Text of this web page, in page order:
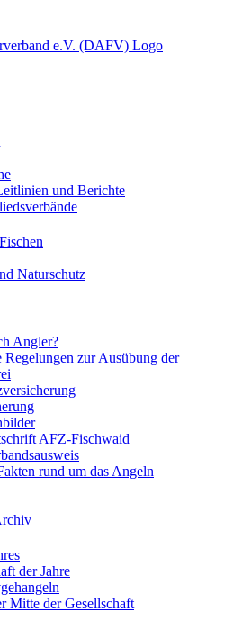
und Berichte
Naturschutz
Angler?
Regelungen zur Ausübung der
AFZ-Fischwaid
rund um das Angeln
der Jahre
Mitte der Gesellschaft